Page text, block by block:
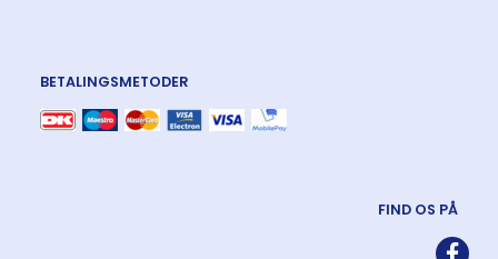
BETALINGSMETODER
FIND OS PÅ